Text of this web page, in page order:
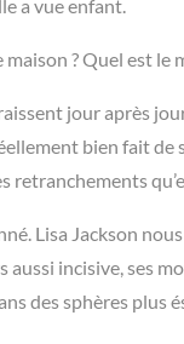
a vue enfant.
? Quel est le
jour après
bien fait de
retranchements
Lisa Jackson
incisive, ses
des sphères plus